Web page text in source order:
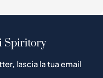
Spiritory
lascia la tua email